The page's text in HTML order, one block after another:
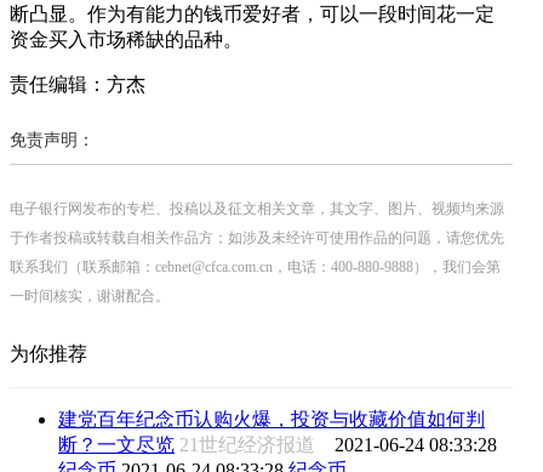
断凸显。作为有能力的钱币爱好者，可以一段时间花一定
资金买入市场稀缺的品种。
责任编辑：方杰
免责声明：
电子银行网发布的专栏、投稿以及征文相关文章，其文字、图片、视频均来源
于作者投稿或转载自相关作品方；如涉及未经许可使用作品的问题，请您优先
联系我们（联系邮箱：cebnet@cfca.com.cn，电话：400-880-9888），我们会第
一时间核实，谢谢配合。
为你推荐
建党百年纪念币认购火爆，投资与收藏价值如何判
断？一文尽览 21世纪经济报道 2021-06-24 08:33:28